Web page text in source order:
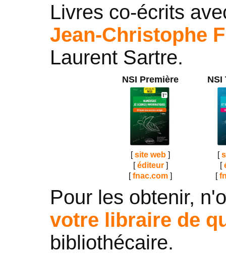
Livres co-écrits
Jean-Christophe
Laurent Sartre.
NSI Première NSI
[site web ] [
[éditeur] [
[fnac.com ] [
Pour les obtenir,
votre libraire de
bibliothécaire.